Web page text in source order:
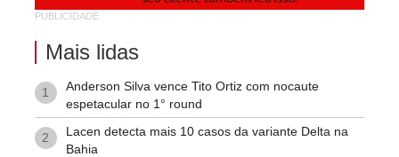
Vila Rodoviária
PUBLICIDADE
Mais lidas
1
Anderson Silva vence Tito Ortiz com nocaute
espetacular no 1° round
2
Lacen detecta mais 10 casos da variante Delta na
Bahia